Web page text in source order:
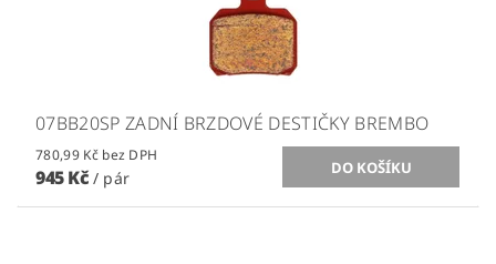
07BB20SP ZADNÍ BRZDOVÉ DESTIČKY BREMBO
780,99 Kč bez DPH
945 Kč / pár